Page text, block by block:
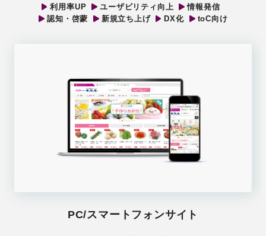
利用率UP
ユーザビリティ向上
情報発信
認知・啓蒙
新規立ち上げ DX化 toC向け
PC/スマートフォンサイト